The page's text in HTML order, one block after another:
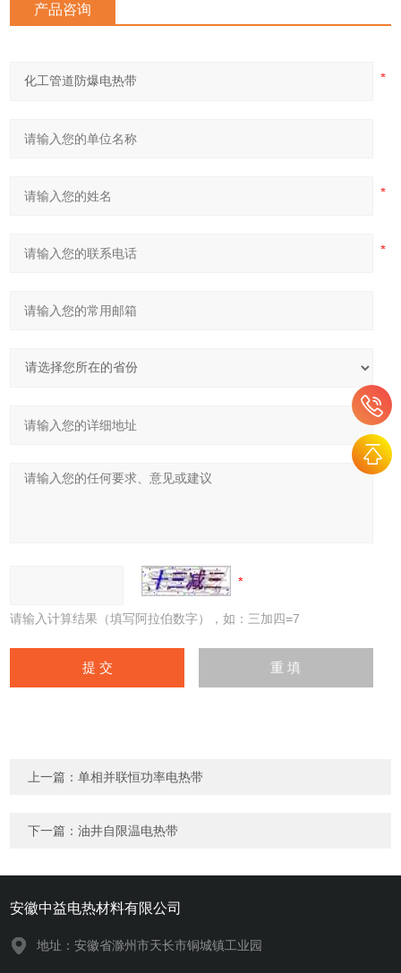
产品咨询
请输入计算结果（填写阿拉伯数字），如：三加四=7
上一篇：单相并联恒功率电热带
下一篇：油井自限温电热带
安徽中益电热材料有限公司
地址：安徽省滁州市天长市铜城镇工业园